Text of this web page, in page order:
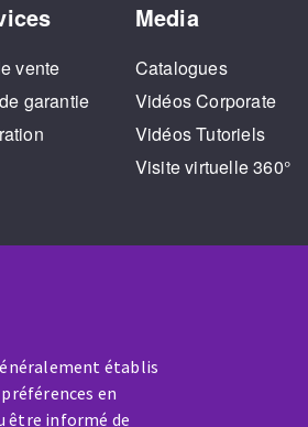
établis
en
être informé de
vente
garantie
Media
Catalogues
Vidéos Corporate
Vidéos Tutoriels
Visite virtuelle 360°